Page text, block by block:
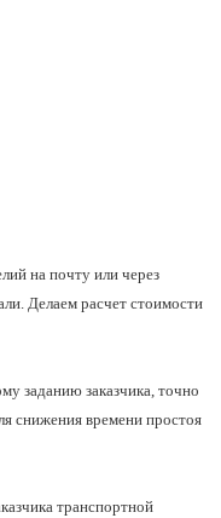
на почту или через
Делаем расчет стоимости
заданию заказчика, точно
снижения времени простоя
транспортной